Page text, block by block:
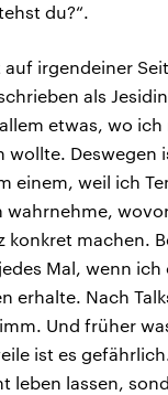
du?“.
irgendeiner
als
etwas, wo
wollte. Deswegen
einem, weil ich
wahrnehme,
konkret machen.
Mal, wenn
erhalte. Nach
Und früher
ist es
leben lassen,